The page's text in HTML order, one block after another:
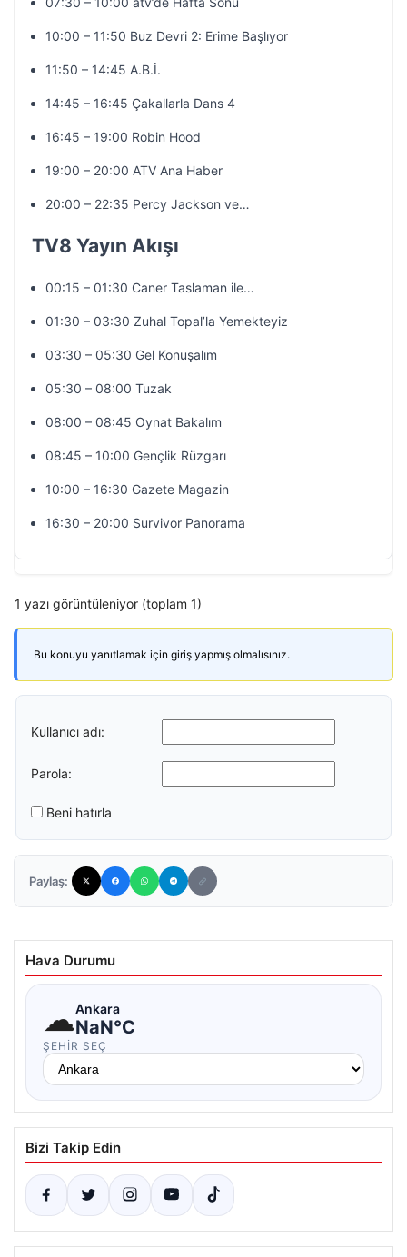
10:00 – 11:50 Buz Devri 2: Erime Başlıyor
11:50 – 14:45 A.B.İ.
14:45 – 16:45 Çakallarla Dans 4
16:45 – 19:00 Robin Hood
19:00 – 20:00 ATV Ana Haber
20:00 – 22:35 Percy Jackson ve…
TV8 Yayın Akışı
00:15 – 01:30 Caner Taslaman ile…
01:30 – 03:30 Zuhal Topal’la Yemekteyiz
03:30 – 05:30 Gel Konuşalım
05:30 – 08:00 Tuzak
08:00 – 08:45 Oynat Bakalım
08:45 – 10:00 Gençlik Rüzgarı
10:00 – 16:30 Gazete Magazin
16:30 – 20:00 Survivor Panorama
1 yazı görüntüleniyor (toplam 1)
Bu konuyu yanıtlamak için giriş yapmış olmalısınız.
Kullanıcı adı:
Parola:
Beni hatırla
Paylaş:
Hava Durumu
☁Ankara
NaN°C
ŞEHIR SEÇ
Bizi Takip Edin